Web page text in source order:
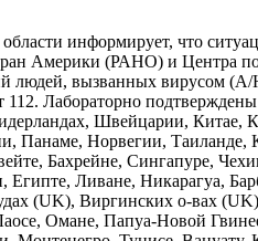
информирует, что
Америки (РАНО) и Центра
людей, вызванных вирусом
112. Лабораторно
Швейцарии, Китае,
Панаме, Норвегии,
Бахрейне, Сингапуре,
Египте, Ливане, Никарагуа,
(UK), Виргинских о-вах
Омане, Папуа-Новой